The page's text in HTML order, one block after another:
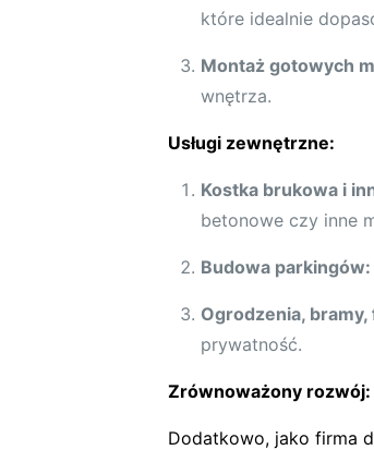
które idealnie
Montaż gotowych
wnętrza.
Usługi zewnętrzne:
Kostka brukowa i
betonowe czy inne
Budowa parkingów:
Ogrodzenia,
prywatność.
Zrównoważony rozwój:
Dodatkowo, jako firma